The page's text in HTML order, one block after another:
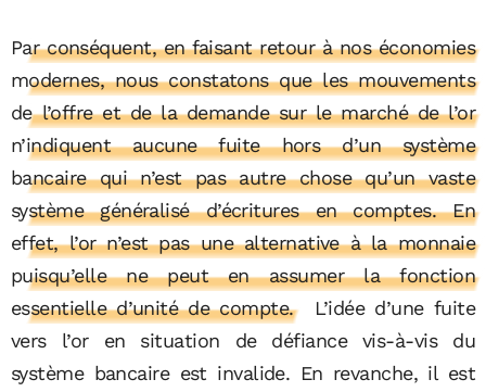
Par conséquent, en faisant retour à nos économies
modernes, nous constatons que les mouvements
de l’offre et de la demande sur le marché de l’or
n’indiquent aucune fuite hors d’un système
bancaire qui n’est pas autre chose qu’un vaste
système généralisé d’écritures en comptes. En
effet, l’or n’est pas une alternative à la monnaie
puisqu’elle ne peut en assumer la fonction
essentielle d’unité de compte.
L’idée d’une fuite
vers l’or en situation de défiance vis-à-vis du
système bancaire est invalide. En revanche, il est